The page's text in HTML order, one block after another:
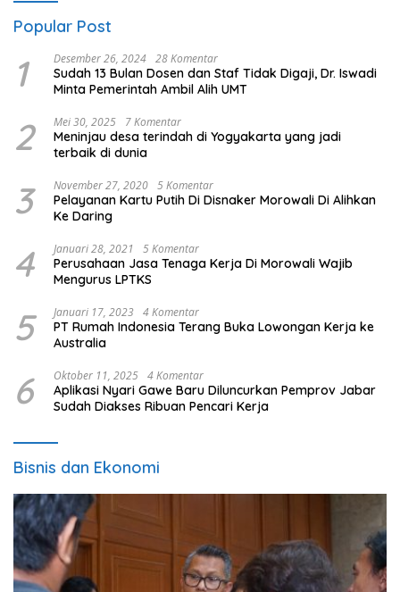
Popular Post
1 Desember 26, 2024 28 Komentar
Sudah 13 Bulan Dosen dan Staf Tidak Digaji, Dr. Iswadi
Minta Pemerintah Ambil Alih UMT
2 Mei 30, 2025 7 Komentar
Meninjau desa terindah di Yogyakarta yang jadi
terbaik di dunia
3 November 27, 2020 5 Komentar
Pelayanan Kartu Putih Di Disnaker Morowali Di Alihkan
Ke Daring
4 Januari 28, 2021 5 Komentar
Perusahaan Jasa Tenaga Kerja Di Morowali Wajib
Mengurus LPTKS
5 Januari 17, 2023 4 Komentar
PT Rumah Indonesia Terang Buka Lowongan Kerja ke
Australia
6 Oktober 11, 2025 4 Komentar
Aplikasi Nyari Gawe Baru Diluncurkan Pemprov Jabar
Sudah Diakses Ribuan Pencari Kerja
Bisnis dan Ekonomi